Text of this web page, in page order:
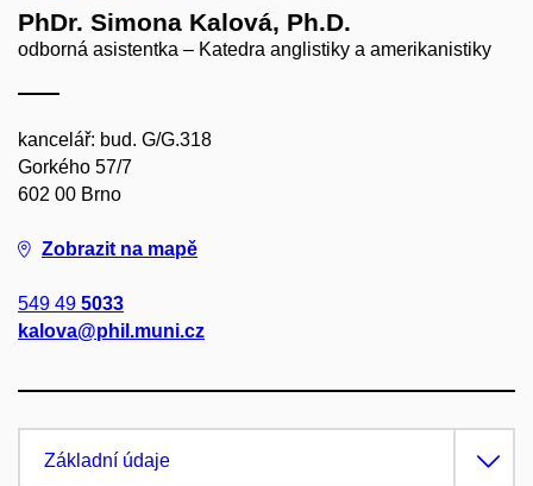
PhDr. Simona Kalová, Ph.D.
odborná asistentka – Katedra anglistiky a amerikanistiky
kancelář: bud. G/G.318
Gorkého 57/7
602 00 Brno
Zobrazit na mapě
549 49 5033
kalova@phil.muni.cz
Základní údaje